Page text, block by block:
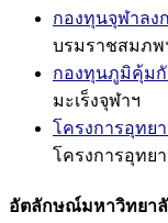
กองทุนจุฬาล
บรมราชสมภพ
กองทุนภูมิคุ้มกั
มะเร็งจุฬาฯ
โครงการอุทย
โครงการอุทย
อัตลักษณ์มหาวิทยา